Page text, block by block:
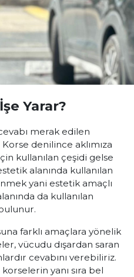
Yarar?
merak edilen
denilince aklımıza
kullanılan çeşidi gelse
alanında kullanılan
yani estetik amaçlı
da kullanılan
farklı amaçlara yönelik
vücudu dışardan saran
cevabını verebiliriz.
yanı sıra bel